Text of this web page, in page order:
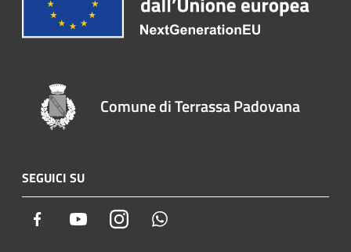
Comune di Terrassa Padovana
SEGUICI SU
Facebook YoutubeInstagram